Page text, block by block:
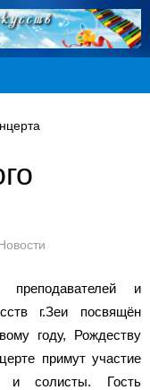
Новости
преподавателей и
г.Зеи посвящён
году, Рождеству
примут участие
и солисты. Гость